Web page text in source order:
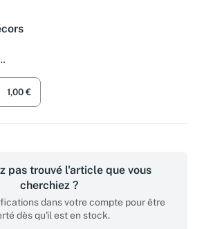
1,00 €
pas trouvé l'article que vous
cherchiez ?
dans votre compte pour être
dès qu'il est en stock.